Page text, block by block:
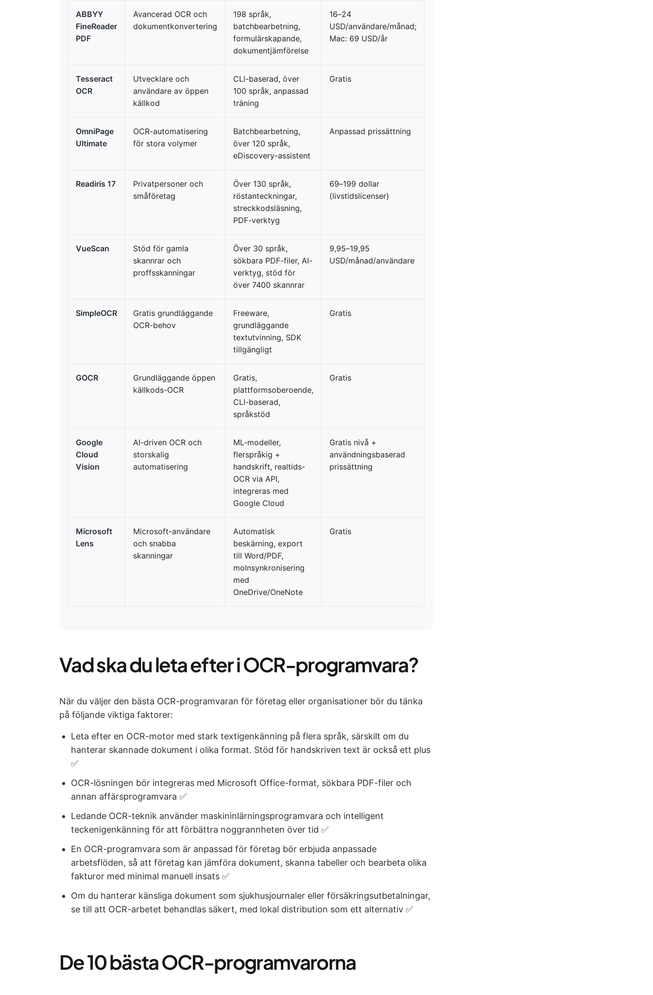
ABBYY
FineReader
PDF
Avancerad OCR och
dokumentkonvertering
198 språk,
batchbearbetning,
formulärskapande,
dokumentjämförelse
16–24
USD/användare/månad;
Mac: 69 USD/år
Tesseract
OCR
Utvecklare och
användare av öppen
källkod
CLI-baserad, över
100 språk, anpassad
träning
Gratis
OmniPage
Ultimate
OCR-automatisering
för stora volymer
Batchbearbetning,
över 120 språk,
eDiscovery-assistent
Anpassad prissättning
Readiris 17
Privatpersoner och
småföretag
Över 130 språk,
röstanteckningar,
streckkodsläsning,
PDF-verktyg
69–199 dollar
(livstidslicenser)
VueScan
Stöd för gamla
skannrar och
proffsskanningar
Över 30 språk,
sökbara PDF-filer, AI-
verktyg, stöd för
över 7400 skannrar
9,95–19,95
USD/månad/användare
SimpleOCR
Gratis grundläggande
OCR-behov
Freeware,
grundläggande
textutvinning, SDK
tillgängligt
Gratis
GOCR
Grundläggande öppen
källkods-OCR
Gratis,
plattformsoberoende,
CLI-baserad,
språkstöd
Gratis
Google
Cloud
Vision
AI-driven OCR och
storskalig
automatisering
ML-modeller,
flerspråkig +
handskrift, realtids-
OCR via API,
integreras med
Google Cloud
Gratis nivå +
användningsbaserad
prissättning
Microsoft
Lens
Microsoft-användare
och snabba
skanningar
Automatisk
beskärning, export
till Word/PDF,
molnsynkronisering
med
OneDrive/OneNote
Gratis
Vad ska du leta efter i OCR-programvara?
När du väljer den bästa OCR-programvaran för företag eller organisationer bör du tänka
på följande viktiga faktorer:
Leta efter en OCR-motor med stark textigenkänning på flera språk, särskilt om du
hanterar skannade dokument i olika format. Stöd för handskriven text är också ett plus
✅
OCR-lösningen bör integreras med Microsoft Office-format, sökbara PDF-filer och
annan affärsprogramvara ✅
Ledande OCR-teknik använder maskininlärningsprogramvara och intelligent
teckenigenkänning för att förbättra noggrannheten över tid ✅
En OCR-programvara som är anpassad för företag bör erbjuda anpassade
arbetsflöden, så att företag kan jämföra dokument, skanna tabeller och bearbeta olika
fakturor med minimal manuell insats ✅
Om du hanterar känsliga dokument som sjukhusjournaler eller försäkringsutbetalningar,
se till att OCR-arbetet behandlas säkert, med lokal distribution som ett alternativ ✅
De 10 bästa OCR-programvarorna